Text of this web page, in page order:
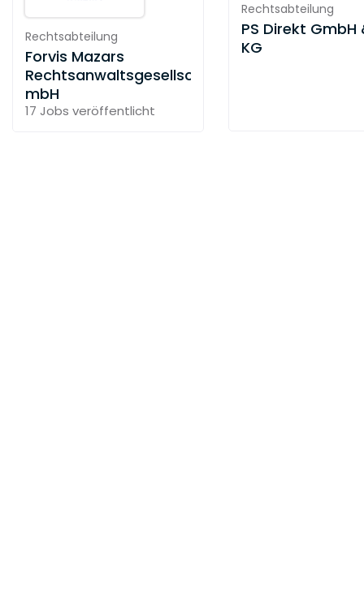
Rechtsabteilung
Forvis Mazars
Rechtsanwaltsgesellschaft
mbH
17 Jobs veröffentlicht
Rechtsabteilung
PS Direkt GmbH
KG